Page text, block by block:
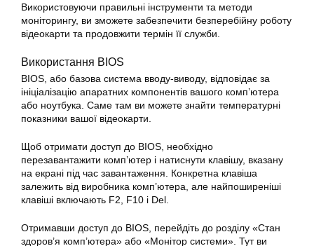
Використовуючи правильні інструменти та методи
моніторингу, ви зможете забезпечити безперебійну роботу
відеокарти та продовжити термін її служби.
Використання BIOS
BIOS, або базова система вводу-виводу, відповідає за
ініціалізацію апаратних компонентів вашого комп’ютера
або ноутбука. Саме там ви можете знайти температурні
показники вашої відеокарти.
Щоб отримати доступ до BIOS, необхідно
перезавантажити комп’ютер і натиснути клавішу, вказану
на екрані під час завантаження. Конкретна клавіша
залежить від виробника комп’ютера, але найпоширеніші
клавіші включають F2, F10 і Del.
Отримавши доступ до BIOS, перейдіть до розділу «Стан
здоров’я комп’ютера» або «Монітор системи». Тут ви